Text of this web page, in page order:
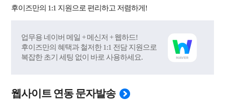
후이즈만의 1:1 지원으로 편리하고 저렴하게!
업무용 네이버 메일 + 메신저 + 웹하드!
후이즈만의 혜택과 철저한 1:1 전담 지원으로
복잡한 초기 세팅 없이 바로 사용하세요.
웹사이트 연동 문자발송